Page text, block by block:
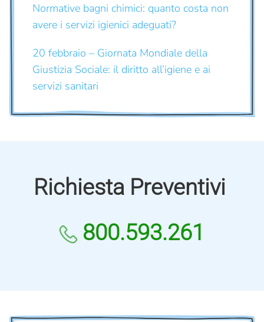
Normative bagni chimici: quanto costa non
avere i servizi igienici adeguati?
20 febbraio – Giornata Mondiale della
Giustizia Sociale: il diritto all’igiene e ai
servizi sanitari
Richiesta Preventivi
800.593.261